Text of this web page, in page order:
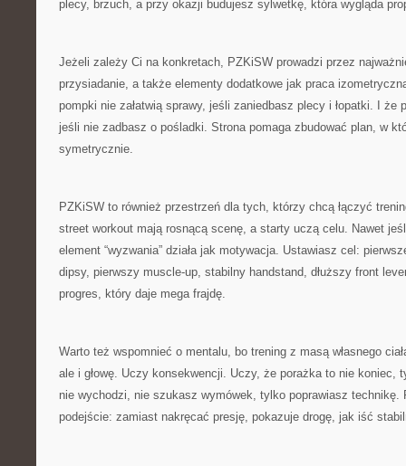
plecy, brzuch, a przy okazji budujesz sylwetkę, która wygląda
Jeżeli zależy Ci na konkretach, PZKiSW prowadzi przez
przysiadanie, a także elementy dodatkowe jak praca
pompki nie załatwią sprawy, jeśli zaniedbasz plecy i łopatki. I że
jeśli nie zadbasz o pośladki. Strona pomaga zbudować plan, w
symetrycznie.
PZKiSW to również przestrzeń dla tych, którzy chcą łączyć
street workout mają rosnącą scenę, a starty uczą celu. Nawet
element “wyzwania” działa jak motywacja. Ustawiasz cel:
dipsy, pierwszy muscle-up, stabilny handstand, dłuższy front
progres, który daje mega frajdę.
Warto też wspomnieć o mentalu, bo trening z masą własnego
ale i głowę. Uczy konsekwencji. Uczy, że porażka to nie koniec,
nie wychodzi, nie szukasz wymówek, tylko poprawiasz technikę.
podejście: zamiast nakręcać presję, pokazuje drogę, jak iść